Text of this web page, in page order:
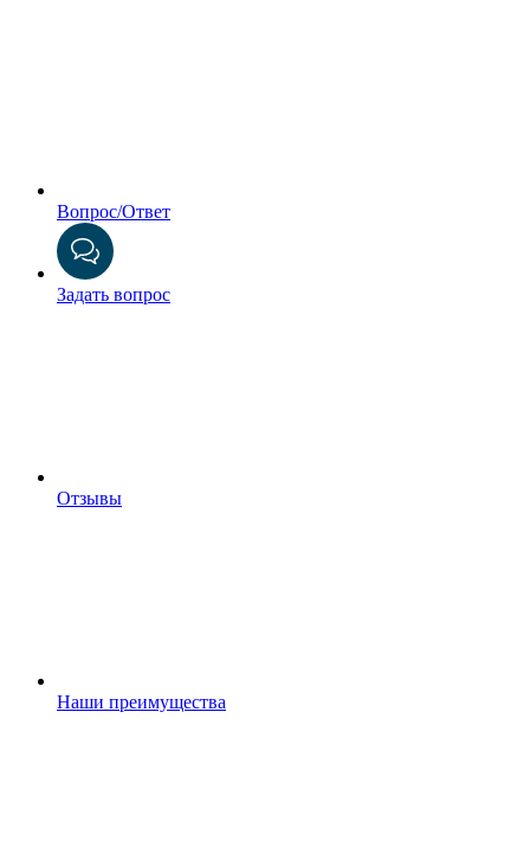
Вопрос/Ответ
Задать вопрос
Отзывы
Наши преимущества